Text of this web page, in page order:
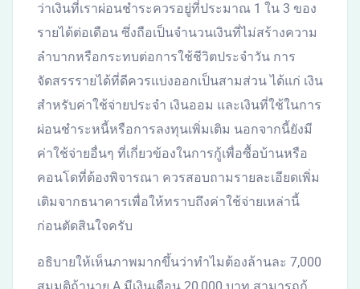
ว่าเงินที่เราผ่อนชำระควรอยู่ที่ประมาณ 1 ใน 3 ของ
รายได้ต่อเดือน ซึ่งถือเป็นจำนวนเงินที่ไม่สร้างความ
ลำบากหรือกระทบต่อการใช้ชีวิตประจำวัน การ
จัดสรรรายได้ที่ดีควรแบ่งออกเป็นสามส่วน ได้แก่ เงิน
สำหรับค่าใช้จ่ายประจำ เงินออม และเงินที่ใช้ในการ
ผ่อนชำระหนี้หรือการลงทุนเพิ่มเติม นอกจากนี้ยังมี
ค่าใช้จ่ายอื่นๆ ที่เกี่ยวข้องในการกู้เพื่อซื้อบ้านหรือ
คอนโดที่ต้องพิจารณา ควรสอบถามรายละเอียดเพิ่ม
เติมจากธนาคารเพื่อให้ทราบถึงค่าใช้จ่ายเหล่านี้
ก่อนตัดสินใจครับ ​​
อธิบายให้เห็นภาพมากขึ้นว่าทำไมต้องล้านละ 7,000